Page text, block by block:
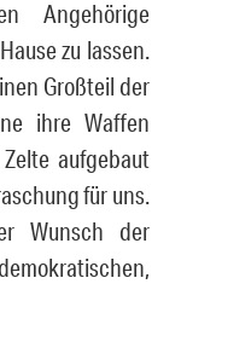
Angehörige
zu lassen.
Großteil der
ihre Waffen
aufgebaut
für uns.
Wunsch der